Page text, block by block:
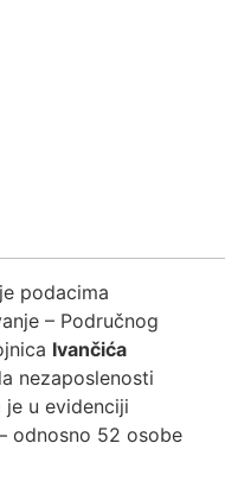
podacima
– Područnog
Ivančića
nezaposlenosti
je u evidenciji
odnosno 52 osobe